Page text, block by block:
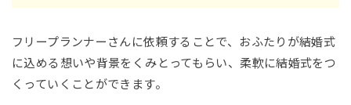
フリープランナーさんに依頼することで、おふたりが結婚式
に込める想いや背景をくみとってもらい、柔軟に結婚式をつ
くっていくことができます。